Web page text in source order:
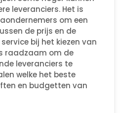
leveranciers. Het is
om een
de prijs en de
bij het kiezen van
raadzaam om de
leveranciers te
welke het beste
en budgetten van